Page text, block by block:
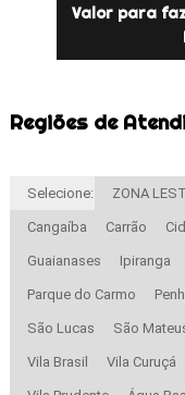
Valor para
Regiões de
Selecione: ZONA
Cangaíba Carrão
Guaianases Ipiranga
Parque do Carmo
São Lucas São
Vila Brasil Vila Curuçá